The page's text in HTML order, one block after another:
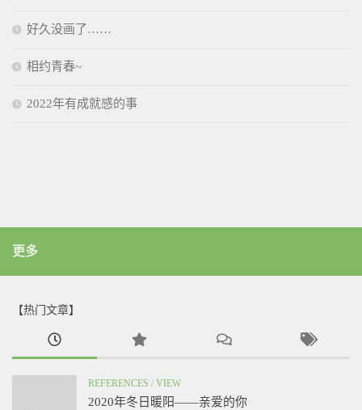
好久没画了……
相约青春~
2022年有成就感的事
更多
【热门文章】
REFERENCES / VIEW
2020年冬日暖阳——亲爱的你